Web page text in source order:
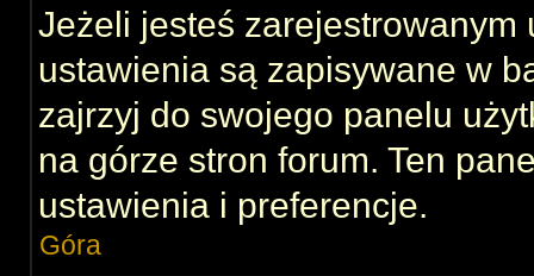
Jeżeli jesteś zarejestrowanym
ustawienia są zapisywane w
zajrzyj do swojego panelu
na górze stron forum. Ten
ustawienia i preferencje.
Góra